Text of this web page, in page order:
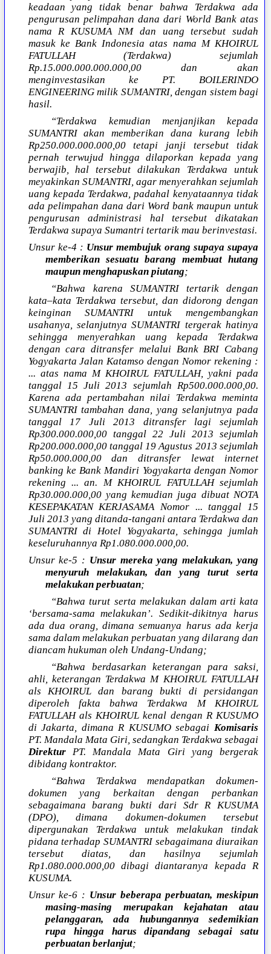
keadaan yang tidak benar bahwa Terdakwa ada
pengurusan pelimpahan dana dari World Bank atas
nama R KUSUMA NM dan uang tersebut sudah
masuk ke Bank Indonesia atas nama M KHOIRUL
FATULLAH (Terdakwa) sejumlah
Rp.15.000.000.000.000,00 dan akan
menginvestasikan ke PT. BOILERINDO
ENGINEERING milik SUMANTRI, dengan sistem bagi
hasil.
“Terdakwa kemudian menjanjikan kepada
SUMANTRI akan memberikan dana kurang lebih
Rp250.000.000.000,00 tetapi janji tersebut tidak
pernah terwujud hingga dilaporkan kepada yang
berwajib, hal tersebut dilakukan Terdakwa untuk
meyakinkan SUMANTRI, agar menyerahkan sejumlah
uang kepada Terdakwa, padahal kenyataannya tidak
ada pelimpahan dana dari Word bank maupun untuk
pengurusan administrasi hal tersebut dikatakan
Terdakwa supaya Sumantri tertarik mau berinvestasi.
Unsur ke-4 : Unsur membujuk orang supaya supaya
memberikan sesuatu barang membuat hutang
maupun menghapuskan piutang;
“Bahwa karena SUMANTRI tertarik dengan
kata–kata Terdakwa tersebut, dan didorong dengan
keinginan SUMANTRI untuk mengembangkan
usahanya, selanjutnya SUMANTRI tergerak hatinya
sehingga menyerahkan uang kepada Terdakwa
dengan cara ditransfer melalui Bank BRI Cabang
Yogyakarta Jalan Katamso dengan Nomor rekening :
... atas nama M KHOIRUL FATULLAH, yakni pada
tanggal 15 Juli 2013 sejumlah Rp500.000.000,00.
Karena ada pertambahan nilai Terdakwa meminta
SUMANTRI tambahan dana, yang selanjutnya pada
tanggal 17 Juli 2013 ditransfer lagi sejumlah
Rp300.000.000,00 tanggal 22 Juli 2013 sejumlah
Rp200.000.000,00 tanggal 19 Agustus 2013 sejumlah
Rp50.000.000,00 dan ditransfer lewat internet
banking ke Bank Mandiri Yogyakarta dengan Nomor
rekening ... an. M KHOIRUL FATULLAH sejumlah
Rp30.000.000,00 yang kemudian juga dibuat NOTA
KESEPAKATAN KERJASAMA Nomor ... tanggal 15
Juli 2013 yang ditanda-tangani antara Terdakwa dan
SUMANTRI di Hotel Yogyakarta, sehingga jumlah
keseluruhannya Rp1.080.000.000,00.
Unsur ke-5 : Unsur mereka yang melakukan, yang
menyuruh melakukan, dan yang turut serta
melakukan perbuatan;
“Bahwa turut serta melakukan dalam arti kata
‘bersama-sama melakukan’. Sedikit-dikitnya harus
ada dua orang, dimana semuanya harus ada kerja
sama dalam melakukan perbuatan yang dilarang dan
diancam hukuman oleh Undang-Undang;
“Bahwa berdasarkan keterangan para saksi,
ahli, keterangan Terdakwa M KHOIRUL FATULLAH
als KHOIRUL dan barang bukti di persidangan
diperoleh fakta bahwa Terdakwa M KHOIRUL
FATULLAH als KHOIRUL kenal dengan R KUSUMO
di Jakarta, dimana R KUSUMO sebagai Komisaris
PT. Mandala Mata Giri, sedangkan Terdakwa sebagai
DirekturPT. Mandala Mata Giri yang bergerak
dibidang kontraktor.
“Bahwa Terdakwa mendapatkan dokumen-
dokumen yang berkaitan dengan perbankan
sebagaimana barang bukti dari Sdr R KUSUMA
(DPO), dimana dokumen-dokumen tersebut
dipergunakan Terdakwa untuk melakukan tindak
pidana terhadap SUMANTRI sebagaimana diuraikan
tersebut diatas, dan hasilnya sejumlah
Rp1.080.000.000,00 dibagi diantaranya kepada R
KUSUMA.
Unsur ke-6 : Unsur beberapa perbuatan, meskipun
masing-masing merupakan kejahatan atau
pelanggaran, ada hubungannya sedemikian
rupa hingga harus dipandang sebagai satu
perbuatan berlanjut;